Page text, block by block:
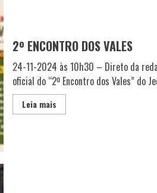
2º ENCONTRO DOS VALES
24-11-2024 às 10h30 – Direto da
oficial do “2º Encontro dos Vales” do
Leia mais